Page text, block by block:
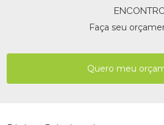
Faça seu
Quero meu